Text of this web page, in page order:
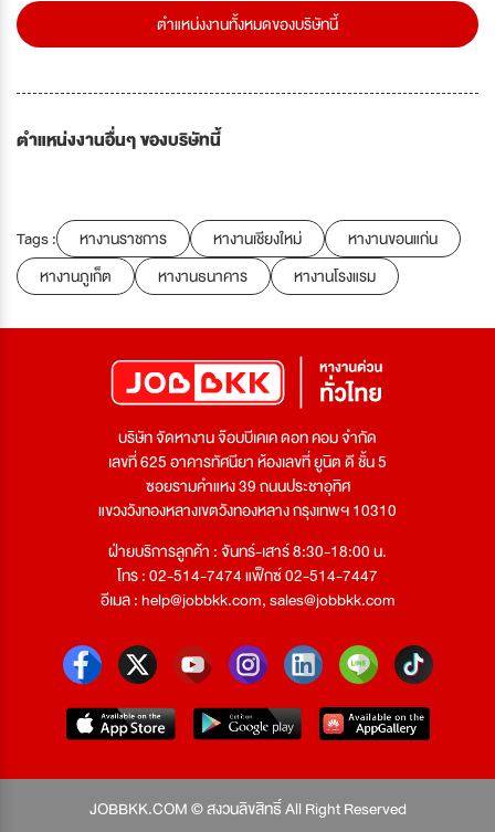
ตำแหน่งงานทั้งหมดของบริษัทนี้
ตำแหน่งงานอื่นๆ ของบริษัทนี้
Tags : หางานราชการ หางานเชียงใหม่
หางานขอนแก่น
หางานภูเก็ต
หางานธนาคาร หางานโรงแรม
บริษัท จัดหางาน จ๊อบบีเคเค ดอท คอม จำกัด
เลขที่ 625 อาคารทัศนียา ห้องเลขที่ ยูนิต ดี ชั้น 5
ซอยรามคำแหง 39 ถนนประชาอุทิศ
แขวงวังทองหลางเขตวังทองหลาง กรุงเทพฯ 10310
ฝ่ายบริการลูกค้า : จันทร์-เสาร์ 8:30-18:00 น.
โทร : 02-514-7474 แฟ็กซ์ 02-514-7447
อีเมล :help@jobbkk.com,sales@jobbkk.com
JOBBKK.COM © สงวนลิขสิทธิ์ All Right Reserved